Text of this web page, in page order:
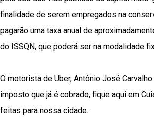
finalidade de serem empregados na
pagarão uma taxa anual de
do ISSQN, que poderá ser na modalidade
O motorista de Uber, Antônio José
imposto que já é cobrado, fique aqui em
feitas para nossa cidade.